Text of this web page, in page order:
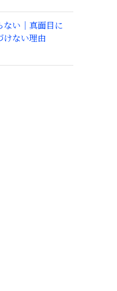
い｜真面目に
けない理由